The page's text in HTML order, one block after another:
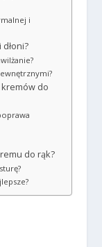
i
kremów do
do rąk?